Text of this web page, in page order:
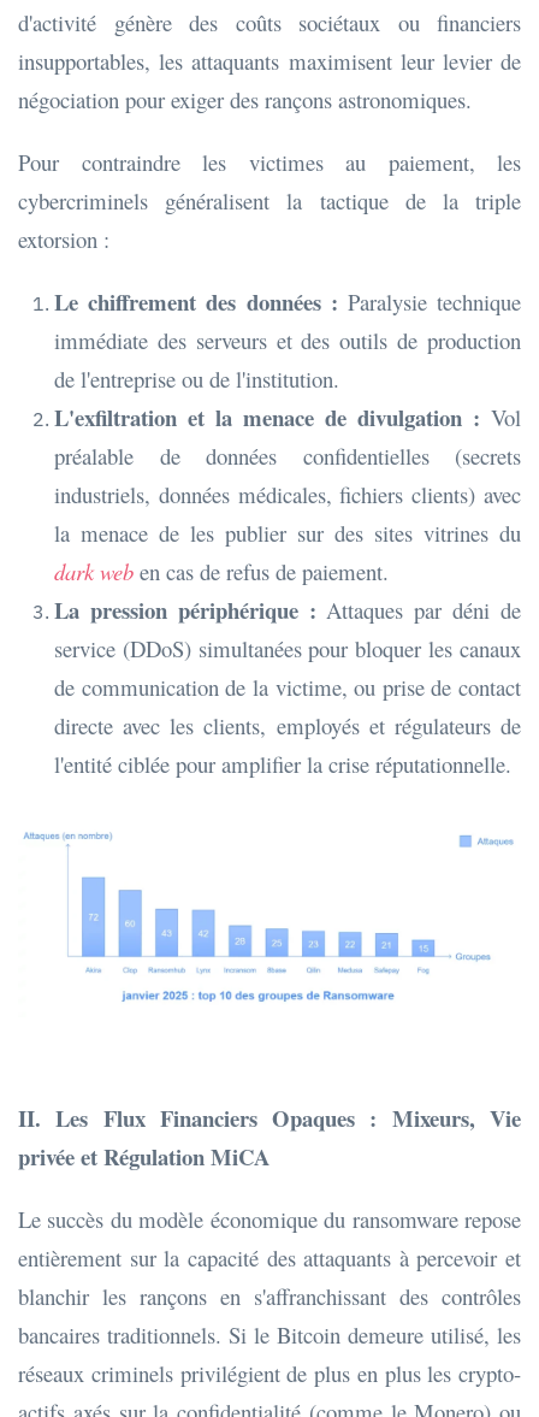
d'activité génère des coûts sociétaux ou financiers
insupportables, les attaquants maximisent leur levier de
négociation pour exiger des rançons astronomiques.
Pour contraindre les victimes au paiement, les
cybercriminels généralisent la tactique de la triple
extorsion :
Le chiffrement des données : Paralysie technique
immédiate des serveurs et des outils de production
de l'entreprise ou de l'institution.
L'exfiltration et la menace de divulgation : Vol
préalable de données confidentielles (secrets
industriels, données médicales, fichiers clients) avec
la menace de les publier sur des sites vitrines du
dark web en cas de refus de paiement.
La pression périphérique : Attaques par déni de
service (DDoS) simultanées pour bloquer les canaux
de communication de la victime, ou prise de contact
directe avec les clients, employés et régulateurs de
l'entité ciblée pour amplifier la crise réputationnelle.
II. Les Flux Financiers Opaques : Mixeurs, Vie
privée et Régulation MiCA
Le succès du modèle économique du ransomware repose
entièrement sur la capacité des attaquants à percevoir et
blanchir les rançons en s'affranchissant des contrôles
bancaires traditionnels. Si le Bitcoin demeure utilisé, les
réseaux criminels privilégient de plus en plus les crypto-